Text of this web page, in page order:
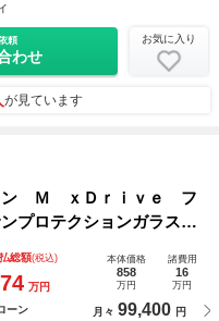
頼
わせ
お気に入り
が見ています
ン Ｍ ｘＤｒｉｖｅ フ
プロテクションガラス／
チックテールゲート／カ
ール／禁煙／ワンオーナ
総額(税込)
万円
本体価格
858
万円
諸費用
16
万円
ーン 月々 99,400 円